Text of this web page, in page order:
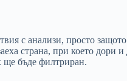
с анализи, просто
страна, при което дори
ще бъде филтриран.